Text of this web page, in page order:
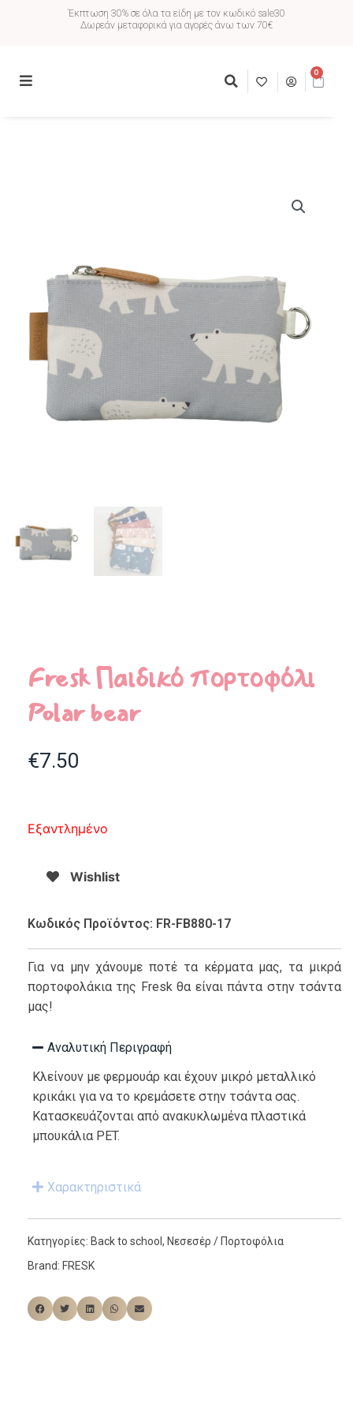
Έκπτωση 30% σε όλα τα είδη με τον κωδικό sale30
Δωρεάν μεταφορικά για αγορές άνω των 70€
0
Fresk Παιδικό πορτοφόλι
Polar bear
€7.50
Εξαντλημένο
Wishlist
Κωδικός Προϊόντος: FR-FB880-17
Για να μην χάνουμε ποτέ τα κέρματα μας, τα μικρά
πορτοφολάκια της Fresk θα είναι πάντα στην τσάντα
μας!
Αναλυτική Περιγραφή
Κλείνουν με φερμουάρ και έχουν μικρό μεταλλικό
κρικάκι για να το κρεμάσετε στην τσάντα σας.
Κατασκευάζονται από ανακυκλωμένα πλαστικά
μπουκάλια PET.
Χαρακτηριστικά
Κατηγορίες: Back to school , Νεσεσέρ / Πορτοφόλια
Brand: FRESK